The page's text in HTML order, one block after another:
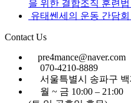
을 위한 결합조직 훈련법
유태쎈세의 운동 간담
Contact Us
pre4mance@naver.com
070-4210-8889
서울특별시 송파구 백
월 ~ 금 10:00 – 21:00